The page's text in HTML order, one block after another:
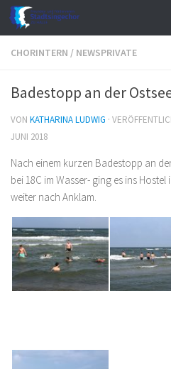
Zum Inhalt springen
CHORINTERN / NEWSPRIVATE
Badestopp an der
VON KATHARINA LUDWIG ·
JUNI 2018
Nach einem kurzen Badestopp an
bei 18C im Wasser- ging es ins
weiter nach Anklam.